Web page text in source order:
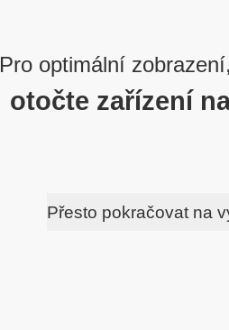
Pro optimální
otočte zařízení
Přesto pokračovat na